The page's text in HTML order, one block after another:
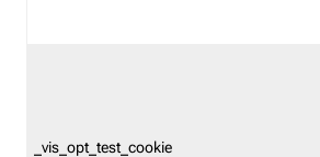
_vis_opt_test_cookie